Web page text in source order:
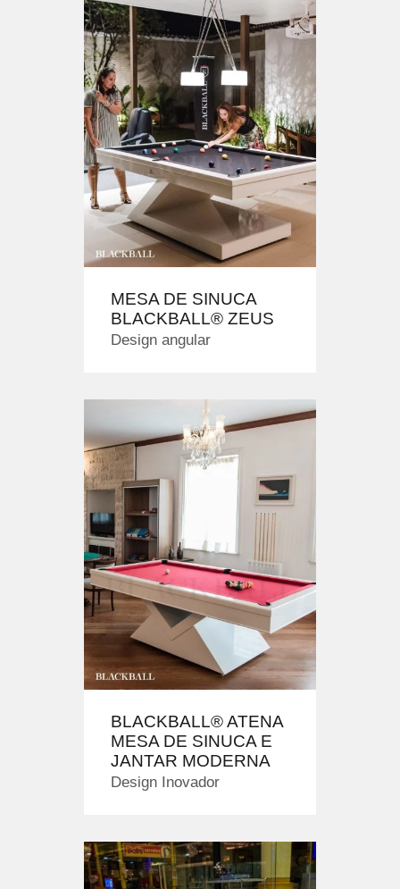
MESA DE SINUCA
BLACKBALL® ZEUS
Design angular
BLACKBALL® ATENA
MESA DE SINUCA E
JANTAR MODERNA
Design Inovador